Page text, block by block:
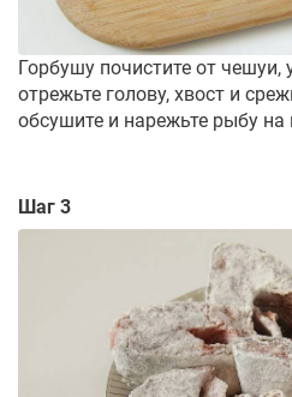
Горбушу почистите от чешуи,
отрежьте голову, хвост и
обсушите и нарежьте рыбу
Шаг 3